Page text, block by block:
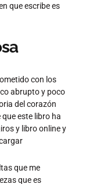
que escribe es
con los
abrupto y poco
del corazón
este libro ha
y libro online​ y
que me
que es